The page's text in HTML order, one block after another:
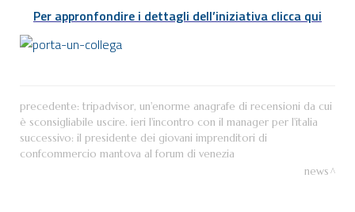
Per appronfondire i dettagli dell’iniziativa clicca qui
precedente: tripadvisor, un'enorme anagrafe di recensioni da cui
è sconsigliabile uscire. ieri l'incontro con il manager per l'italia
successivo: il presidente dei giovani imprenditori di
confcommercio mantova al forum di venezia
news